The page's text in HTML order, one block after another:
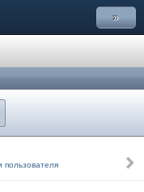
»
пользователя